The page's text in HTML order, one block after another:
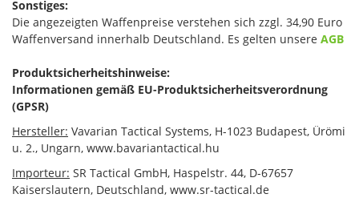
Sonstiges:
Die angezeigten Waffenpreise verstehen sich zzgl. 34,90 Euro
Waffenversand innerhalb Deutschland. Es gelten unsere AGB
Produktsicherheitshinweise:
Informationen gemäß EU-Produktsicherheitsverordnung
(GPSR)
Hersteller: Vavarian Tactical Systems, H-1023 Budapest, Ürömi
u. 2., Ungarn, www.bavariantactical.hu
Importeur: SR Tactical GmbH, Haspelstr. 44, D-67657
Kaiserslautern, Deutschland, www.sr-tactical.de